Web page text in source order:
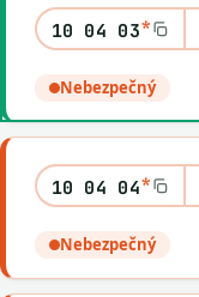
10 04 03*
Nebezpečný
10 04 04*
Nebezpečný